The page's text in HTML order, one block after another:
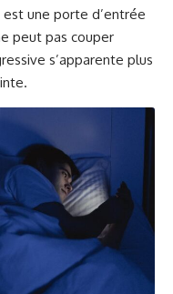
une porte d’entrée
peut pas couper
s’apparente plus